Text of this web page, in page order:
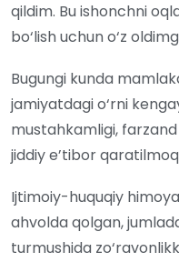
qildim. Bu ishonchni
bo‘lish uchun o‘z
Bugungi kunda
jamiyatdagi o‘rni
mustahkamligi,
jiddiy e’tibor
Ijtimoiy-huquqiy
ahvolda qolgan,
turmushida